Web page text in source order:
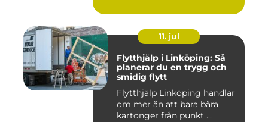
11. jul
Flytthjälp i Linköping: Så
planerar du en trygg och
smidig flytt
Flytthjälp Linköping handlar
om mer än att bara bära
kartonger från punkt ...